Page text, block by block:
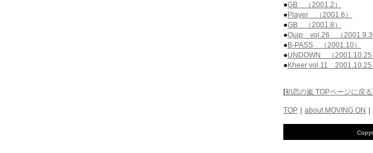
●GB （2001.2）
●Player （2001.6）
●GB （2001.8）
●Quip vol.26 （2001.9.30
●B-PASS （2001.10）
●UNDOWN （2001.10.25
●Kheer vol.11 2001.10.25
[初恋の嵐 TOPページに戻る]
TOP about MOVING ON